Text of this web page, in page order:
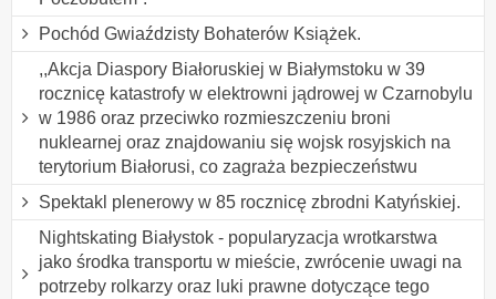
Pochód Gwiaździsty Bohaterów Książek.
,,Akcja Diaspory Białoruskiej w Białymstoku w 39
rocznicę katastrofy w elektrowni jądrowej w Czarnobylu
w 1986 oraz przeciwko rozmieszczeniu broni
nuklearnej oraz znajdowaniu się wojsk rosyjskich na
terytorium Białorusi, co zagraża bezpieczeństwu
Spektakl plenerowy w 85 rocznicę zbrodni Katyńskiej.
Nightskating Białystok - popularyzacja wrotkarstwa
jako środka transportu w mieście, zwrócenie uwagi na
potrzeby rolkarzy oraz luki prawne dotyczące tego